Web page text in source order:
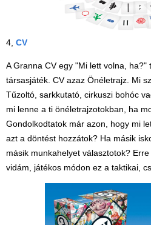
4, CV
A Granna CV egy "Mi lett volna,
társasjáték. CV azaz Önéletrajz. Mi
Tűzoltó, sarkkutató, cirkuszi bohóc
mi lenne a ti önéletrajzotokban, ha
Gondolkodtatok már azon, hogy mi
azt a döntést hozzátok? Ha másik
másik munkahelyet választotok?
vidám, játékos módon ez a taktikai,